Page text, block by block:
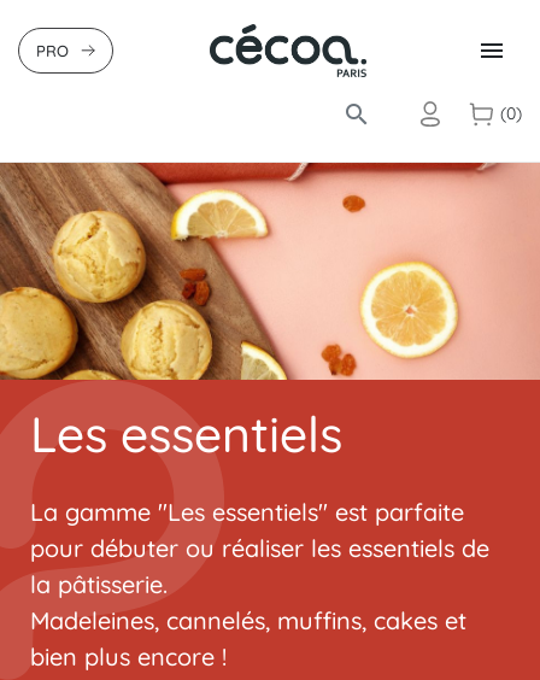

PRO
search (0)
Les essentiels
La gamme "Les essentiels" est parfaite
pour débuter ou réaliser les essentiels de
la pâtisserie.
Madeleines, cannelés, muffins, cakes et
bien plus encore !